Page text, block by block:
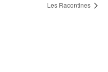
Les Racontines